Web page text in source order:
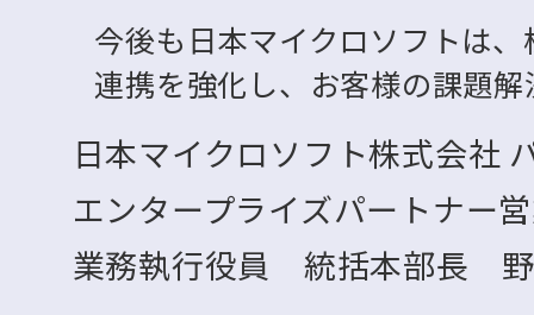
今後も日本マイクロソフトは
連携を強化し、お客様の課題
日本マイクロソフト株式会社
エンタープライズパートナー
業務執行役員 統括本部長